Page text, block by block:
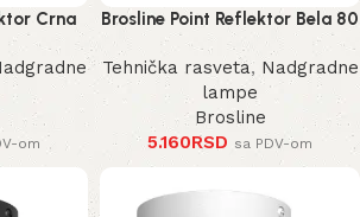
Crna
mm
om
Brosline Point Reflektor Bela 80
mm 170 mm 2283 mm
Tehnička rasveta, Nadgradne
lampe
Brosline
5.160RSD sa PDV-om